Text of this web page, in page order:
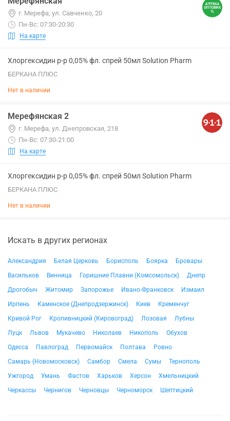
г. Мерефа, ул. Савченко, 20
Пн-Вс: 07:30-20:30
На карте
Хлоргексидин р-р 0,05% фл. спрей 50мл Solution Pharm
БЕРКАНА ПЛЮС
Нет в наличии
Мерефянская 2
г. Мерефа, ул. Днепровская, 218
Пн-Вс: 07:30-21:00
На карте
Хлоргексидин р-р 0,05% фл. спрей 50мл Solution Pharm
БЕРКАНА ПЛЮС
Нет в наличии
Искать в других регионах
Александрия Белая Церковь Борисполь Боярка
Бровары
Васильков
Винница Горишние Плавни (Комсомольск)
Днепр
Дрогобыч
Житомир Запорожье Ивано-Франковск
Измаил
Ирпень
Каменское (Днепродзержинск) Киев
Кременчуг
Кривой Рог
Кропивницкий (Кировоград) Лозовая
Лубны
Луцк
Львов Мукачево Николаев Никополь
Обухов
Одесса
Павлоград Первомайск Полтава
Ровно
Самарь (Новомосковск)
Самбор Смела Сумы
Тернополь
Ужгород
Умань Фастов Харьков Херсон
Хмельницкий
Черкассы
Чернигов Черновцы Черноморск Шептицкий